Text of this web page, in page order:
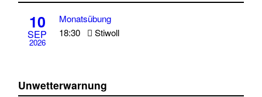
10
SEP
2026
Monatsübung
18:30
Stiwoll
Unwetterwarnung